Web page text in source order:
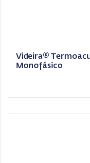
Videira®
Monofásico